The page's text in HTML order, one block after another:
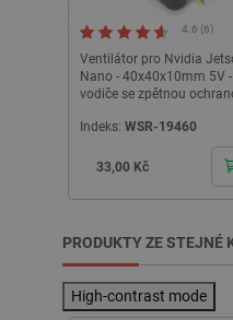
4.6 (6)
Ventilátor pro Nvidia
Nano - 40x40x10mm 5V
vodiče se zpětnou
Indeks: WSR-19460
Cena
33,00 Kč
PRODUKTY ZE STEJNÉ
High-contrast mode